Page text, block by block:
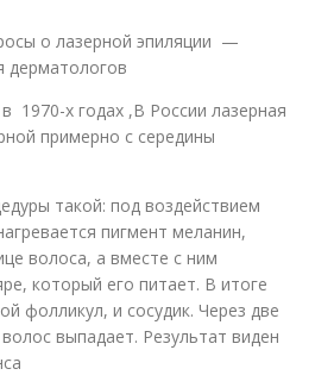
о лазерной эпиляции —
дерматологов
1970-х годах ,В России лазерная
примерно с середины
такой: под воздействием
пигмент меланин,
волоса, а вместе с ним
который его питает. В итоге
фолликул, и сосудик. Через две
выпадает. Результат виден